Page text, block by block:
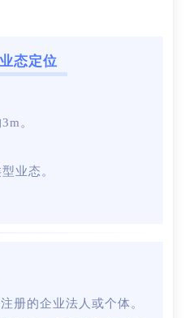
态定位
。
业态。
册的企业法人或个体。